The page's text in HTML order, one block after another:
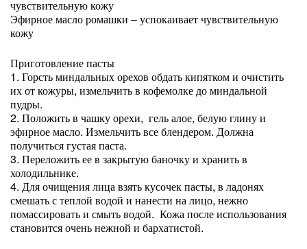
чувствительную кожу
Эфирное масло ромашки – успокаивает чувствительную
кожу
Приготовление пасты
1. Горсть миндальных орехов обдать кипятком и очистить
их от кожуры, измельчить в кофемолке до миндальной
пудры.
2. Положить в чашку орехи, гель алое, белую глину и
эфирное масло. Измельчить все блендером. Должна
получиться густая паста.
3. Переложить ее в закрытую баночку и хранить в
холодильнике.
4. Для очищения лица взять кусочек пасты, в ладонях
смешать с теплой водой и нанести на лицо, нежно
помассировать и смыть водой. Кожа после использования
становится очень нежной и бархатистой.